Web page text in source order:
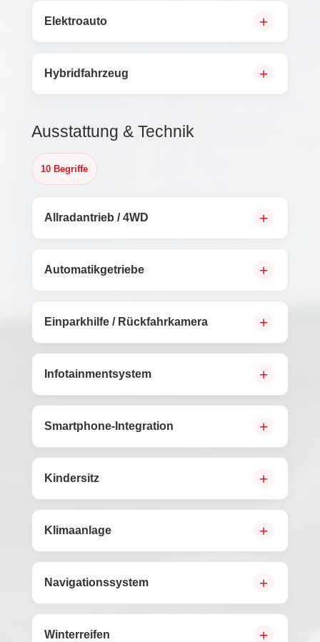
Elektroauto
Hybridfahrzeug
Ausstattung & Technik
10 Begriffe
Allradantrieb / 4WD
Automatikgetriebe
Einparkhilfe / Rückfahrkamera
Infotainmentsystem
Smartphone-Integration
Kindersitz
Klimaanlage
Navigationssystem
Winterreifen